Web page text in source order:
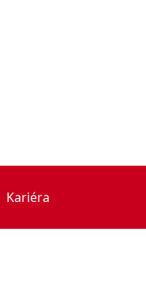
Kariéra